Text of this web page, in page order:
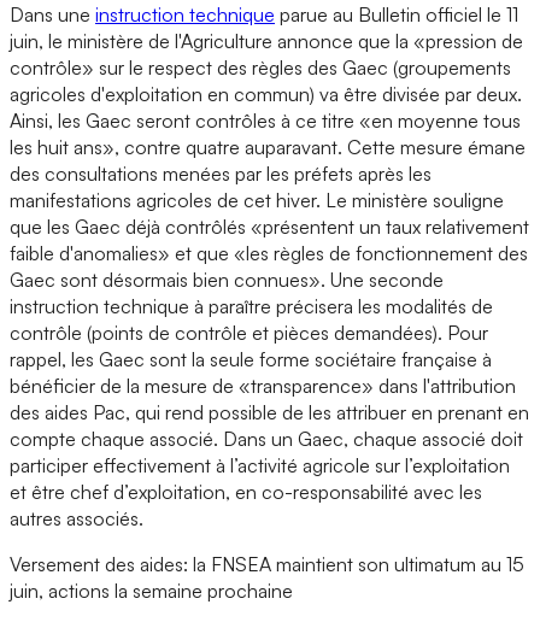
Dans une instruction technique parue au Bulletin officiel le 11
juin, le ministère de l'Agriculture annonce que la «pression de
contrôle» sur le respect des règles des Gaec (groupements
agricoles d'exploitation en commun) va être divisée par deux.
Ainsi, les Gaec seront contrôles à ce titre «en moyenne tous
les huit ans», contre quatre auparavant. Cette mesure émane
des consultations menées par les préfets après les
manifestations agricoles de cet hiver. Le ministère souligne
que les Gaec déjà contrôlés «présentent un taux relativement
faible d'anomalies» et que «les règles de fonctionnement des
Gaec sont désormais bien connues». Une seconde
instruction technique à paraître précisera les modalités de
contrôle (points de contrôle et pièces demandées). Pour
rappel, les Gaec sont la seule forme sociétaire française à
bénéficier de la mesure de «transparence» dans l'attribution
des aides Pac, qui rend possible de les attribuer en prenant en
compte chaque associé. Dans un Gaec, chaque associé doit
participer effectivement à l’activité agricole sur l’exploitation
et être chef d’exploitation, en co-responsabilité avec les
autres associés.
Versement des aides: la FNSEA maintient son ultimatum au 15
juin, actions la semaine prochaine